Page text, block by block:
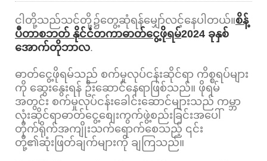
ငါတို့သည်သင်တို့၌တွေ့ဆုံရန်မျှော်လင့်နေပါတယ်။စိန့်
ပီတာစဘတ် နိုင်ငံတကာဓာတ်ငွေ့ဖိုရမ်2024 ခုနှစ်
အောက်တိုဘာလ.
ဓာတ်ငွေ့ဖိုရမ်သည် စက်မှုလုပ်ငန်းဆိုင်ရာ ကိစ္စရပ်များ
ကို ဆွေးနွေးရန် ဦးဆောင်နေရာဖြစ်သည်။ ဖိုရမ်
အတွင်း စက်မှုလုပ်ငန်းခေါင်းဆောင်များသည် ကမ္ဘာ
လုံးဆိုင်ရာဓာတ်ငွေ့စျေးကွက်ဖွဲ့စည်းခြင်းအပေါ်
တိုက်ရိုက်အကျိုးသက်ရောက်စေသည့် ၎င်း
တို့၏ဆုံးဖြတ်ချက်များကို ချကြသည်။